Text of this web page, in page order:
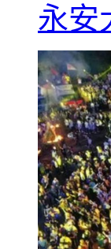
永安